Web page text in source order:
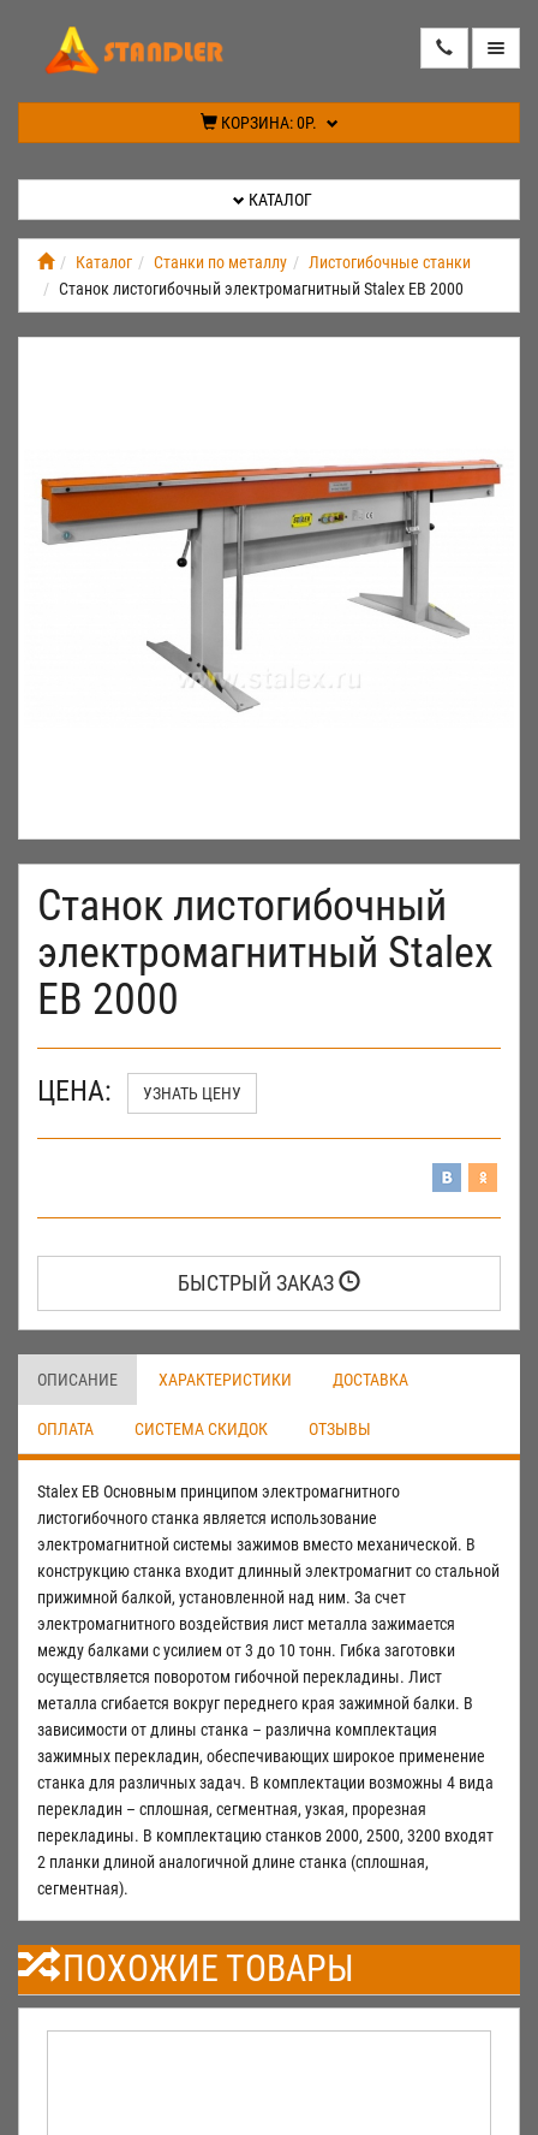
КОРЗИНА:0Р.
КАБИНЕТ
КАТАЛОГ
Каталог Станки по металлу
Листогибочные станки
Станок листогибочный электромагнитный Stalex EB 2000
Станок листогибочный
электромагнитный Stalex
EB 2000
ЦЕНА: УЗНАТЬ ЦЕНУ
БЫСТРЫЙ ЗАКАЗ
ОПИСАНИЕ ХАРАКТЕРИСТИКИ ДОСТАВКА
ОПЛАТА СИСТЕМА СКИДОК ОТЗЫВЫ
Stalex EB Основным принципом электромагнитного
листогибочного станка является использование
электромагнитной системы зажимов вместо механической. В
конструкцию станка входит длинный электромагнит со стальной
прижимной балкой, установленной над ним. За счет
электромагнитного воздействия лист металла зажимается
между балками с усилием от 3 до 10 тонн. Гибка заготовки
осуществляется поворотом гибочной перекладины. Лист
металла сгибается вокруг переднего края зажимной балки. В
зависимости от длины станка – различна комплектация
зажимных перекладин, обеспечивающих широкое применение
станка для различных задач. В комплектации возможны 4 вида
перекладин – сплошная, сегментная, узкая, прорезная
перекладины. В комплектацию станков 2000, 2500, 3200 входят
2 планки длиной аналогичной длине станка (сплошная,
сегментная).
ПОХОЖИЕ ТОВАРЫ